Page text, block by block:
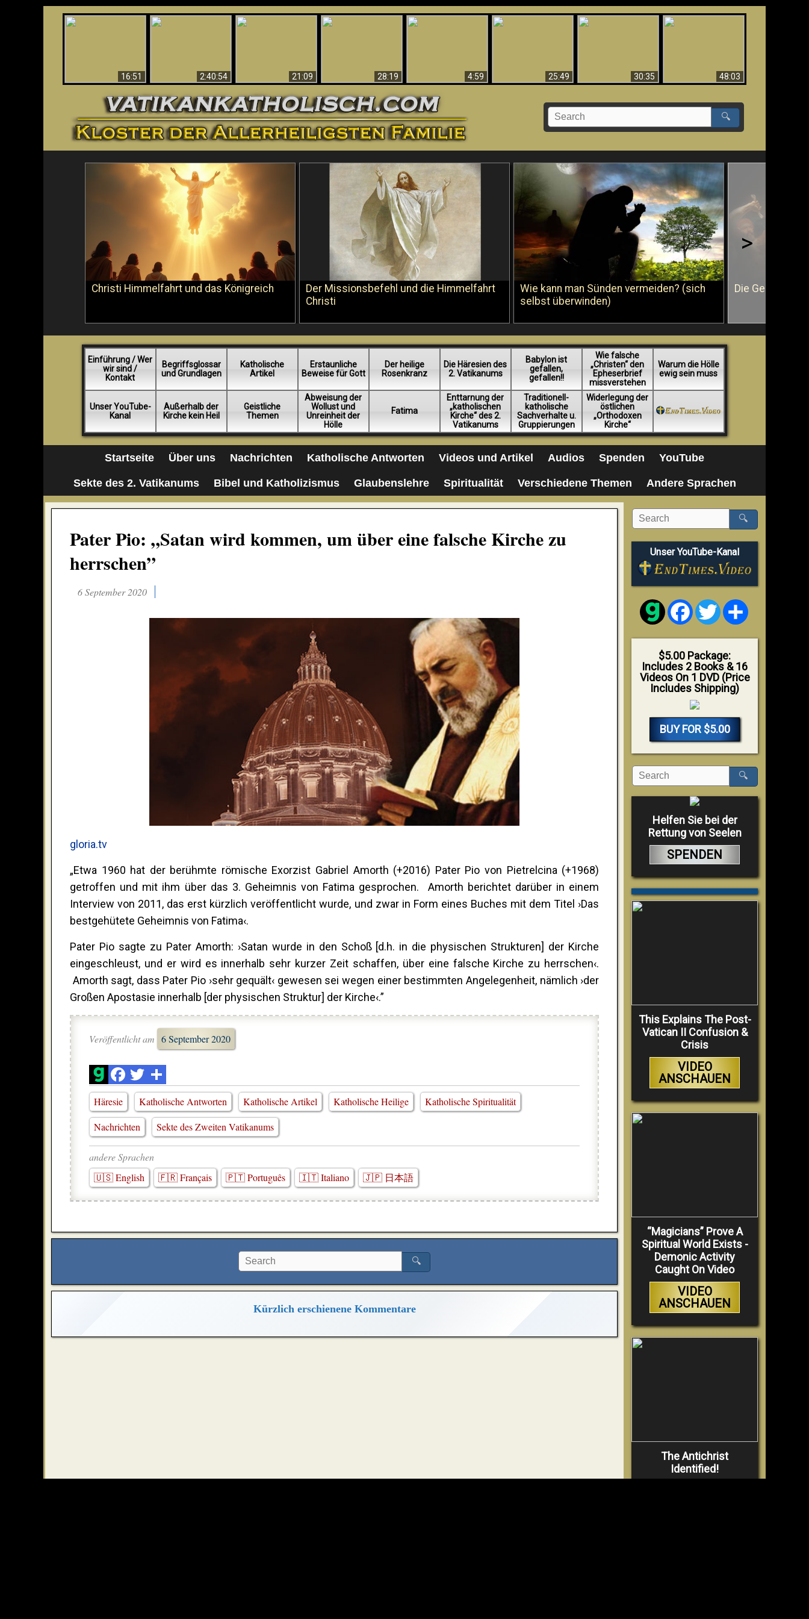
16:51
2:40:54
21:09
28:19
4:59
25:49 30:35
48:03
🔍
Christi Himmelfahrt und das Königreich
Der Missionsbefehl und die Himmelfahrt
Christi
Wie kann man Sünden vermeiden? (sich
selbst überwinden)
Die Geißelung
>
Einführung / Wer
wir sind /
Kontakt
Begriffsglossar
und Grundlagen
Katholische
Artikel
Erstaunliche
Beweise für Gott
Der heilige
Rosenkranz
Die Häresien des
2. Vatikanums
Babylon ist
gefallen,
gefallen!!
Wie falsche
„Christen“ den
Epheserbrief
missverstehen
Warum die Hölle
ewig sein muss
Unser YouTube-
Kanal
Außerhalb der
Kirche kein Heil
Geistliche
Themen
Abweisung der
Wollust und
Unreinheit der
Hölle
Fatima
Enttarnung der
„katholischen
Kirche“ des 2.
Vatikanums
Traditionell-
katholische
Sachverhalte u.
Gruppierungen
Widerlegung der
östlichen
„Orthodoxen
Kirche“
Startseite Über uns Nachrichten Katholische Antworten Videos und Artikel Audios Spenden YouTube
Sekte des 2. Vatikanums Bibel und Katholizismus Glaubenslehre Spiritualität Verschiedene Themen Andere Sprachen
Pater Pio: „Satan wird kommen, um über eine falsche Kirche zu
herrschen”
6 September 2020
gloria.tv
„Etwa 1960 hat der berühmte römische Exorzist Gabriel Amorth (+2016) Pater Pio von Pietrelcina (+1968)
getroffen und mit ihm über das 3. Geheimnis von Fatima gesprochen. Amorth berichtet darüber in einem
Interview von 2011, das erst kürzlich veröffentlicht wurde, und zwar in Form eines Buches mit dem Titel ›Das
bestgehütete Geheimnis von Fatima‹.
Pater Pio sagte zu Pater Amorth: ›Satan wurde in den Schoß [d.h. in die physischen Strukturen] der Kirche
eingeschleust, und er wird es innerhalb sehr kurzer Zeit schaffen, über eine falsche Kirche zu herrschen‹.
Amorth sagt, dass Pater Pio ›sehr gequält‹ gewesen sei wegen einer bestimmten Angelegenheit, nämlich ›der
Großen Apostasie innerhalb [der physischen Struktur] der Kirche‹.”
Veröffentlicht am 6 September 2020
Häresie Katholische Antworten Katholische Artikel Katholische Heilige
Katholische Spiritualität
Nachrichten
Sekte des Zweiten Vatikanums
andere Sprachen
🇺🇸 English
🇫🇷 Français 🇵🇹 Português 🇮🇹 Italiano 🇯🇵 日本語
🔍
Kürzlich erschienene Kommentare
🔍
Unser YouTube-Kanal
FacebookTwitter
$5.00 Package:
Includes 2 Books & 16
Videos On 1 DVD (Price
Includes Shipping)
BUY FOR $5.00
🔍
Helfen Sie bei der
Rettung von Seelen
SPENDEN
This Explains The Post-
Vatican II Confusion &
Crisis
VIDEO
ANSCHAUEN
“Magicians” Prove A
Spiritual World Exists -
Demonic Activity
Caught On Video
VIDEO
ANSCHAUEN
The Antichrist
Identified!